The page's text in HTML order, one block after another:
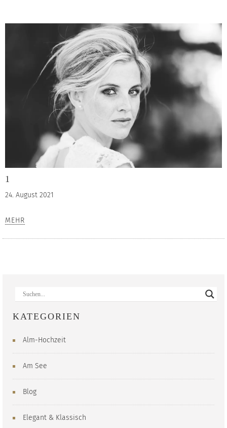
1
24. August 2021
MEHR
KATEGORIEN
Alm-Hochzeit
Am See
Blog
Elegant & Klassisch